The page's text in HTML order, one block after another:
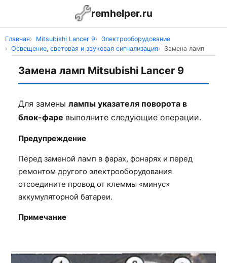
remhelper.ru
Главная Mitsubishi Lancer 9
Электрооборудование
Освещение, световая и звуковая сигнализация
Замена ламп
Замена ламп Mitsubishi Lancer 9
Для замены лампы указателя поворота в
блок-фаре выполните следующие операции.
Предупреждение
Перед заменой ламп в фарах, фонарях и перед
ремонтом другого электрооборудования
отсоедините провод от клеммы «минус»
аккумуляторной батареи.
Примечание